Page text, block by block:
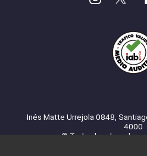
Inés Matte Urrejola 0848,
4000
© Todos los derechos